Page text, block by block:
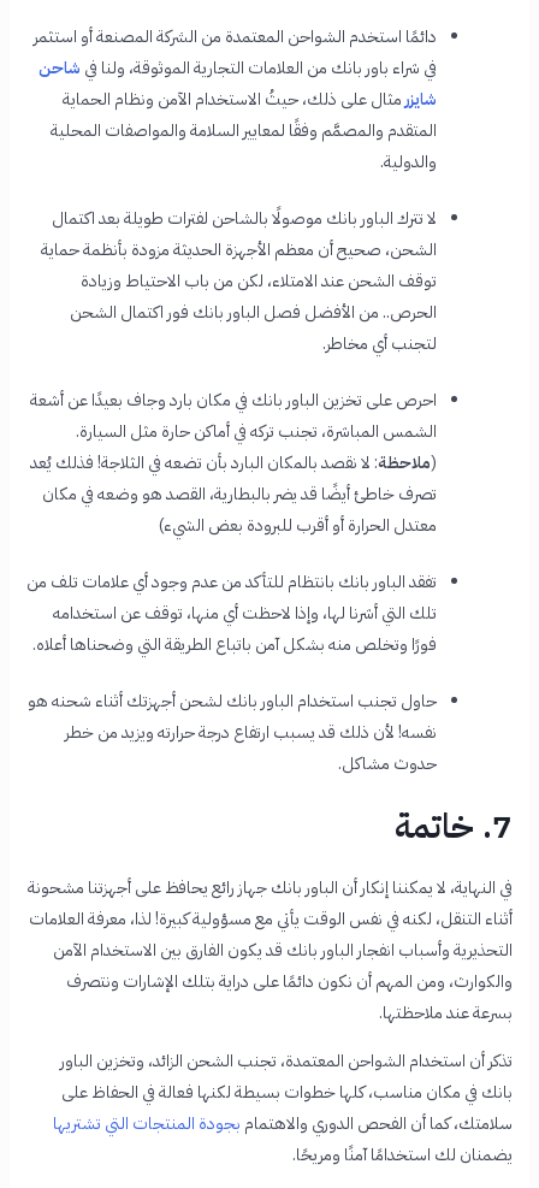
دائمًا استخدم الشواحن المعتمدة من الشركة المصنعة أو استثمر
في شراء باور بانك من العلامات التجارية الموثوقة، ولنا في شاحن
شايزرمثال على ذلك، حيثُ الاستخدام الآمن ونظام الحماية
المتقدم والمصمَّم وفقًا لمعايير السلامة والمواصفات المحلية
والدولية.
لا تترك الباور بانك موصولًا بالشاحن لفترات طويلة بعد اكتمال
الشحن، صحيح أن معظم الأجهزة الحديثة مزودة بأنظمة حماية
توقف الشحن عند الامتلاء، لكن من باب الاحتياط وزيادة
الحرص.. من الأفضل فصل الباور بانك فور اكتمال الشحن
لتجنب أي مخاطر.
احرص على تخزين الباور بانك في مكان بارد وجاف بعيدًا عن أشعة
الشمس المباشرة، تجنب تركه في أماكن حارة مثل السيارة.
(ملاحظة: لا نقصد بالمكان البارد بأن تضعه في الثلاجة! فذلك يُعد
تصرف خاطئ أيضًا قد يضر بالبطارية، القصد هو وضعه في مكان
معتدل الحرارة أو أقرب للبرودة بعض الشيء)
تفقد الباور بانك بانتظام للتأكد من عدم وجود أي علامات تلف من
تلك التي أشرنا لها، وإذا لاحظت أي منها، توقف عن استخدامه
فورًا وتخلص منه بشكل آمن باتباع الطريقة التي وضحناها أعلاه.
حاول تجنب استخدام الباور بانك لشحن أجهزتك أثناء شحنه هو
نفسه! لأن ذلك قد يسبب ارتفاع درجة حرارته ويزيد من خطر
حدوث مشاكل.
7. خاتمة
في النهاية، لا يمكننا إنكار أن الباور بانك جهاز رائع يحافظ على أجهزتنا مشحونة
أثناء التنقل، لكنه في نفس الوقت يأتي مع مسؤولية كبيرة! لذا، معرفة العلامات
التحذيرية وأسباب انفجار الباور بانك قد يكون الفارق بين الاستخدام الآمن
والكوارث، ومن المهم أن نكون دائمًا على دراية بتلك الإشارات ونتصرف
بسرعة عند ملاحظتها.
تذكر أن استخدام الشواحن المعتمدة، تجنب الشحن الزائد، وتخزين الباور
بانك في مكان مناسب، كلها خطوات بسيطة لكنها فعالة في الحفاظ على
سلامتك، كما أن الفحص الدوري والاهتمام بجودة المنتجات التي تشتريها
يضمنان لك استخدامًا آمنًا ومريحًا.